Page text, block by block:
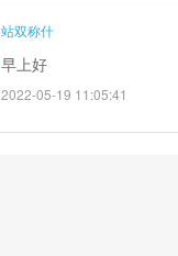
站双称什
早上好
2022-05-19 11:05:41